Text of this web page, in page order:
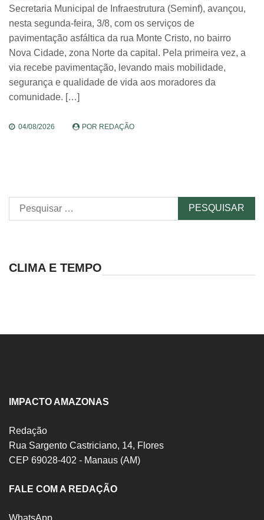
Secretaria Municipal de Infraestrutura (Seminf), avançou,
nesta segunda-feira, 3/8, com os serviços de
pavimentação asfáltica da rua Monte Cristo, no bairro
Nova Cidade, zona Norte da capital. Pela primeira vez, a
via recebe pavimentação, levando mais mobilidade,
segurança e qualidade de vida aos moradores da
comunidade. […]
04/08/2026 POR REDAÇÃO
Pesquisar
por:
CLIMA E TEMPO
IMPACTO AMAZONAS
Redação
Rua Sargento Castriciano, 14, Flores
CEP 69028-402 - Manaus (AM)
FALE COM A REDAÇÃO
WhatsApp